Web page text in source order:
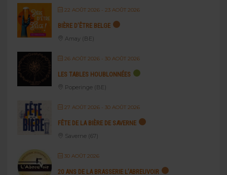
22 AOÛT 2026- 23 AOÛT 2026
BIÈRE D’ÊTRE BELGE
Amay (BE)
26 AOÛT 2026- 30 AOÛT 2026
LES TABLES HOUBLONNÉES
Poperinge (BE)
27 AOÛT 2026- 30 AOÛT 2026
FÊTE DE LA BIÈRE DE SAVERNE
Saverne (67)
30 AOÛT 2026
20 ANS DE LA BRASSERIE L’ABREUVOIR